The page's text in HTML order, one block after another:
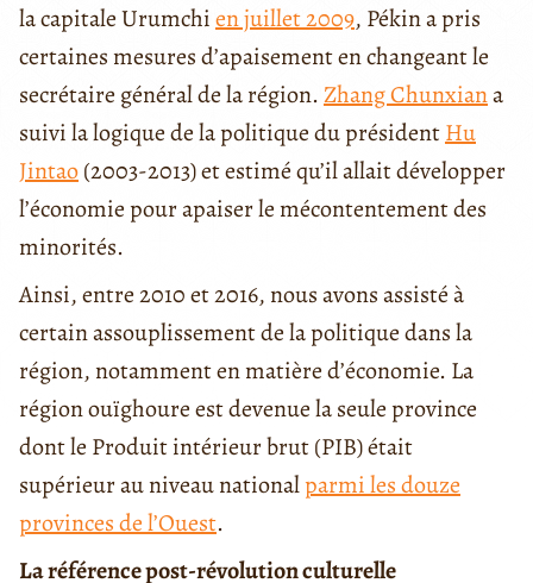
la capitale Urumchien juillet 2009, Pékin a pris
certaines mesures d’apaisement en changeant le
secrétaire général de la région.Zhang Chunxiana
suivi la logique de la politique du présidentHu
Jintao(2003-2013) et estimé qu’il allait développer
l’économie pour apaiser le mécontentement des
minorités.
Ainsi, entre 2010 et 2016, nous avons assisté à
certain assouplissement de la politique dans la
région, notamment en matière d’économie. La
région ouïghoure est devenue la seule province
dont le Produit intérieur brut (PIB) était
supérieur au niveau nationalparmi les douze
provinces de l’Ouest.
La référence post-révolution culturelle